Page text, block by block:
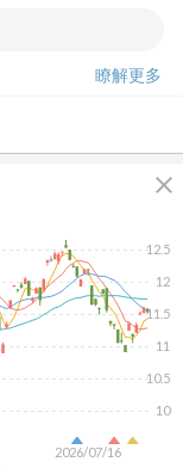
瞭解更多
close
2026/07/16
10
10.5
11
11.5
12
12.5